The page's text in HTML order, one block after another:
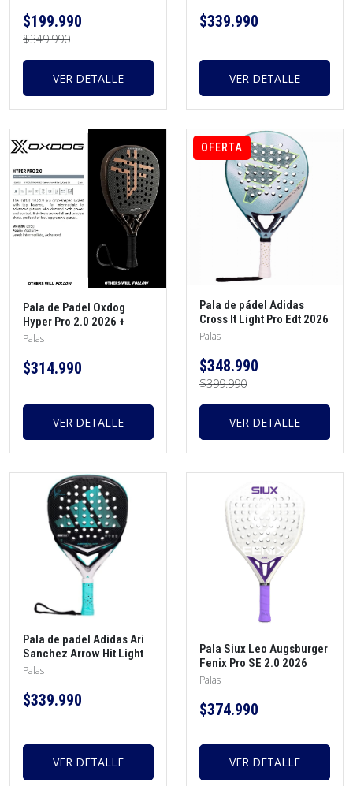
$199.990
$349.990
VER DETALLE
$339.990
VER DETALLE
Pala de Padel Oxdog
Hyper Pro 2.0 2026 +
protector + overgrip
Palas
$314.990
VER DETALLE
OFERTA
Pala de pádel Adidas
Cross It Light Pro Edt 2026
Martita Ortega + protector
Palas
$348.990
$399.990
VER DETALLE
Pala de padel Adidas Ari
Sanchez Arrow Hit Light
2026 + protector + morral
Palas
$339.990
VER DETALLE
Pala Siux Leo Augsburger
Fenix Pro SE 2.0 2026
Blanco + protector +
Palas
$374.990
VER DETALLE